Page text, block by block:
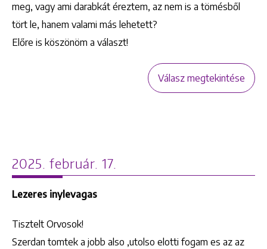
meg, vagy ami darabkát éreztem, az nem is a tömésből
tört le, hanem valami más lehetett?
Előre is köszönöm a választ!
Válasz megtekintése
2025. február. 17.
Lezeres inylevagas
Tisztelt Orvosok!
Szerdan tomtek a jobb also ,utolso elotti fogam es az az